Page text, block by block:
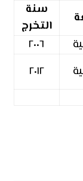
سنة
التخرج
٢٠٠٦
٢٠١٢